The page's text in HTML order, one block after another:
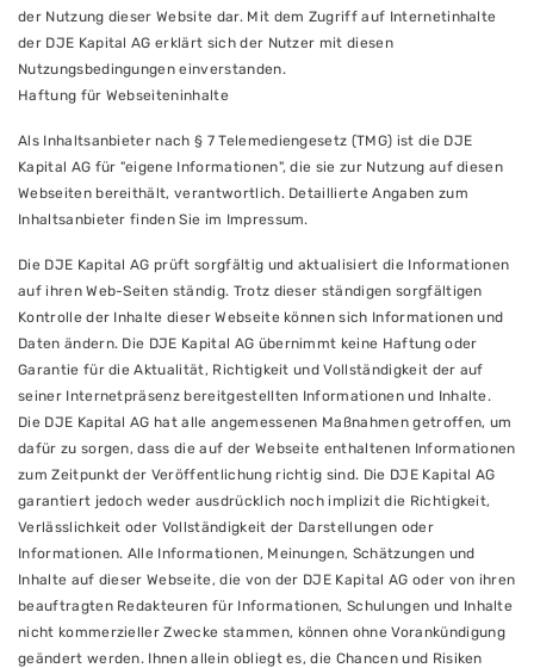
der Nutzung dieser Website dar. Mit dem Zugriff auf Internetinhalte
der DJE Kapital AG erklärt sich der Nutzer mit diesen
Nutzungsbedingungen einverstanden.
Haftung für Webseiteninhalte
Als Inhaltsanbieter nach § 7 Telemediengesetz (TMG) ist die DJE
Kapital AG für "eigene Informationen", die sie zur Nutzung auf diesen
Webseiten bereithält, verantwortlich. Detaillierte Angaben zum
Inhaltsanbieter finden Sie im Impressum.
Die DJE Kapital AG prüft sorgfältig und aktualisiert die Informationen
auf ihren Web-Seiten ständig. Trotz dieser ständigen sorgfältigen
Kontrolle der Inhalte dieser Webseite können sich Informationen und
Daten ändern. Die DJE Kapital AG übernimmt keine Haftung oder
Garantie für die Aktualität, Richtigkeit und Vollständigkeit der auf
seiner Internetpräsenz bereitgestellten Informationen und Inhalte.
Die DJE Kapital AG hat alle angemessenen Maßnahmen getroffen, um
dafür zu sorgen, dass die auf der Webseite enthaltenen Informationen
zum Zeitpunkt der Veröffentlichung richtig sind. Die DJE Kapital AG
garantiert jedoch weder ausdrücklich noch implizit die Richtigkeit,
Verlässlichkeit oder Vollständigkeit der Darstellungen oder
Informationen. Alle Informationen, Meinungen, Schätzungen und
Inhalte auf dieser Webseite, die von der DJE Kapital AG oder von ihren
beauftragten Redakteuren für Informationen, Schulungen und Inhalte
nicht kommerzieller Zwecke stammen, können ohne Vorankündigung
geändert werden. Ihnen allein obliegt es, die Chancen und Risiken